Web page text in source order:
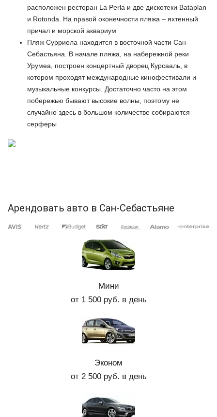
расположен ресторан La Perla и две дискотеки Bataplan
и Rotonda. На правой оконечности пляжа – яхтенный
причал и морской аквариум
Пляж Сурриола находится в восточной части Сан-
Себастьяна. В начале пляжа, на набережной реки
Урумеа, построен концертный дворец Курсааль, в
котором проходят международные кинофестивали и
музыкальные конкурсы. Достаточно часто на этом
побережью бывают высокие волны, поэтому не
случайно здесь в большом количестве собираются
серферы
Арендовать авто в Сан-Себастьяне
Мини
от 1 500 руб. в день
Эконом
от 2 500 руб. в день